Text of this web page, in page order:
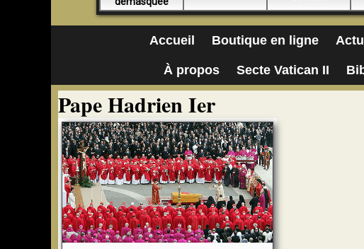
Accueil Boutique en ligne
À propos Secte Vatican II
Pape Hadrien Ier